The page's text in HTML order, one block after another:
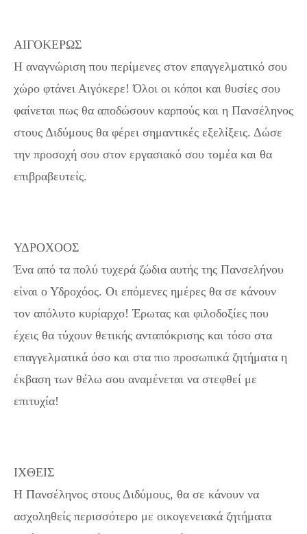
ΑΙΓΟΚΕΡΩΣ
Η αναγνώριση που περίμενες στον επαγγελματικό σου
χώρο φτάνει Αιγόκερε! Όλοι οι κόποι και θυσίες σου
φαίνεται πως θα αποδώσουν καρπούς και η Πανσέληνος
στους Διδύμους θα φέρει σημαντικές εξελίξεις. Δώσε
την προσοχή σου στον εργασιακό σου τομέα και θα
επιβραβευτείς.
ΥΔΡΟΧΟΟΣ
Ένα από τα πολύ τυχερά ζώδια αυτής της Πανσελήνου
είναι ο Υδροχόος. Οι επόμενες ημέρες θα σε κάνουν
τον απόλυτο κυρίαρχο! Έρωτας και φιλοδοξίες που
έχεις θα τύχουν θετικής ανταπόκρισης και τόσο στα
επαγγελματικά όσο και στα πιο προσωπικά ζητήματα η
έκβαση των θέλω σου αναμένεται να στεφθεί με
επιτυχία!
ΙΧΘΕΙΣ
Η Πανσέληνος στους Διδύμους, θα σε κάνουν να
ασχοληθείς περισσότερο με οικογενειακά ζητήματα